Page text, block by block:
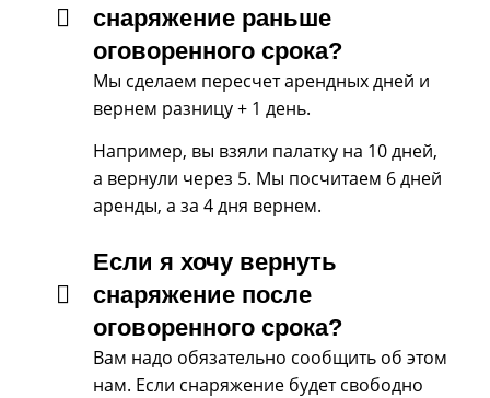
снаряжение раньше
оговоренного срока?
Мы сделаем пересчет арендных дней и
вернем разницу + 1 день.
Например, вы взяли палатку на 10 дней,
а вернули через 5. Мы посчитаем 6 дней
аренды, а за 4 дня вернем.
Если я хочу вернуть
снаряжение после
оговоренного срока?
Вам надо обязательно сообщить об этом
нам. Если снаряжение будет свободно